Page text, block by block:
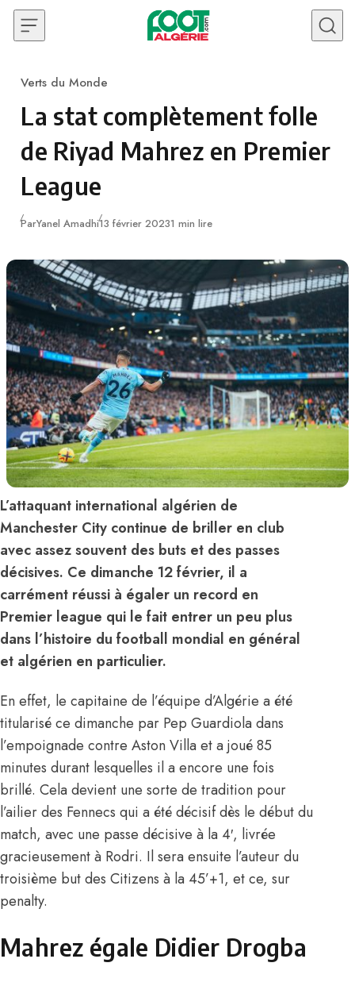
Skip to content
Category
Verts du Monde
La stat complètement folle
de Riyad Mahrez en Premier
League
ParYanel AmadhiPublié
13 février 20231 min lire
L’attaquant international algérien de
Manchester City continue de briller en club
avec assez souvent des buts et des passes
décisives. Ce dimanche 12 février, il a
carrément réussi à égaler un record en
Premier league qui le fait entrer un peu plus
dans l’histoire du football mondial en général
et algérien en particulier.
En effet, le capitaine de l’équipe d’Algérie a été
titularisé ce dimanche par Pep Guardiola dans
l’empoignade contre Aston Villa et a joué 85
minutes durant lesquelles il a encore une fois
brillé. Cela devient une sorte de tradition pour
l’ailier des Fennecs qui a été décisif dès le début du
match, avec une passe décisive à la 4′, livrée
gracieusement à Rodri. Il sera ensuite l’auteur du
troisième but des Citizens à la 45’+1, et ce, sur
penalty.
Mahrez égale Didier Drogba